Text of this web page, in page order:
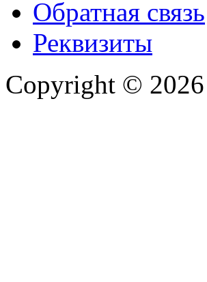
Обратная связь
Реквизиты
Copyright © 2026